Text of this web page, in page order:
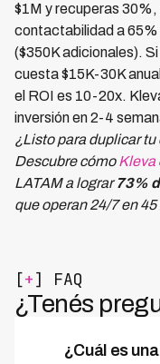
$1M y recuperas
contactabilidad a 65%
($350K adicionales).
cuesta $15K-30K
el ROI es 10-20x.
inversión en 2-4
¿Listo para duplicar
Descubre cómoKleva
LATAM a lograr73%
que operan 24/7 en
[+] FAQ
¿Tenés
¿Cuál es